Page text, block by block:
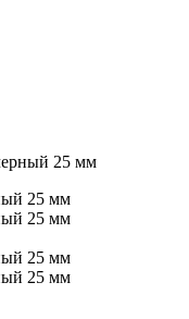
25 мм